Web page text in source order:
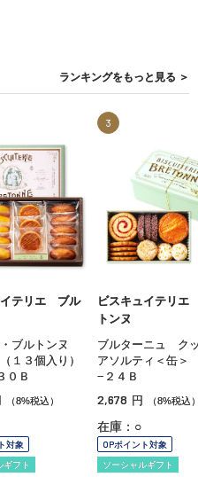
ランキングをもっと見る ＞
イテリエ ブル
ブルトンヌ
１３個入り）
０Ｂ
（8%税込）
対象
ギフト
3
ビスキュイテリ
トンヌ
ブルターニュ ク
アソルティ＜缶
−２４Ｂ
2,678 円 （8%税込
在庫：○
OPポイント対象
ソーシャルギフト